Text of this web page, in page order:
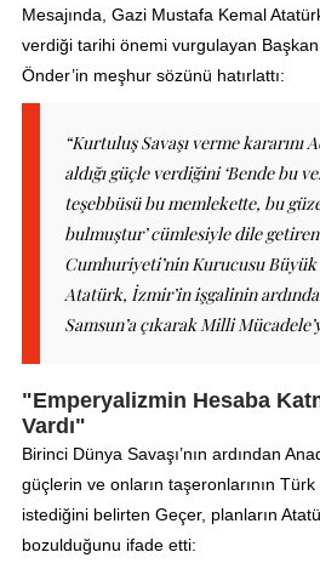
Mesajında, Gazi Mustafa Kemal
verdiği tarihi önemi vurgulayan
Önder’in meşhur sözünü hatırlattı:
“Kurtuluş Savaşı verme kararını
aldığı güçle verdiğini‘Bende bu
teşebbüsü bu memlekette, bu
bulmuştur’cümlesiyle dile
Cumhuriyeti’nin Kurucusu
Atatürk, İzmir’in işgalinin ardından
Samsun’a çıkarak Milli
"Emperyalizmin Hesaba
Vardı"
Birinci Dünya Savaşı’nın ardından
güçlerin ve onların taşeronlarının
istediğini belirten Geçer, planların
bozulduğunu ifade etti: